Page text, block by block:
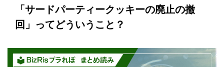
「サードパーティークッキーの廃止の撤
回」ってどういうこと？